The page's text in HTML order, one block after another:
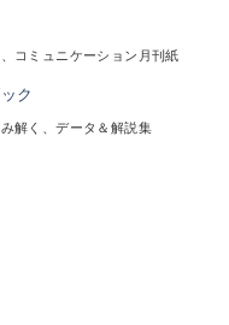
コミュニケーション月刊紙
解く、データ＆解説集